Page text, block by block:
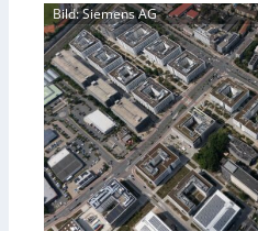
Bild: Siemens AG